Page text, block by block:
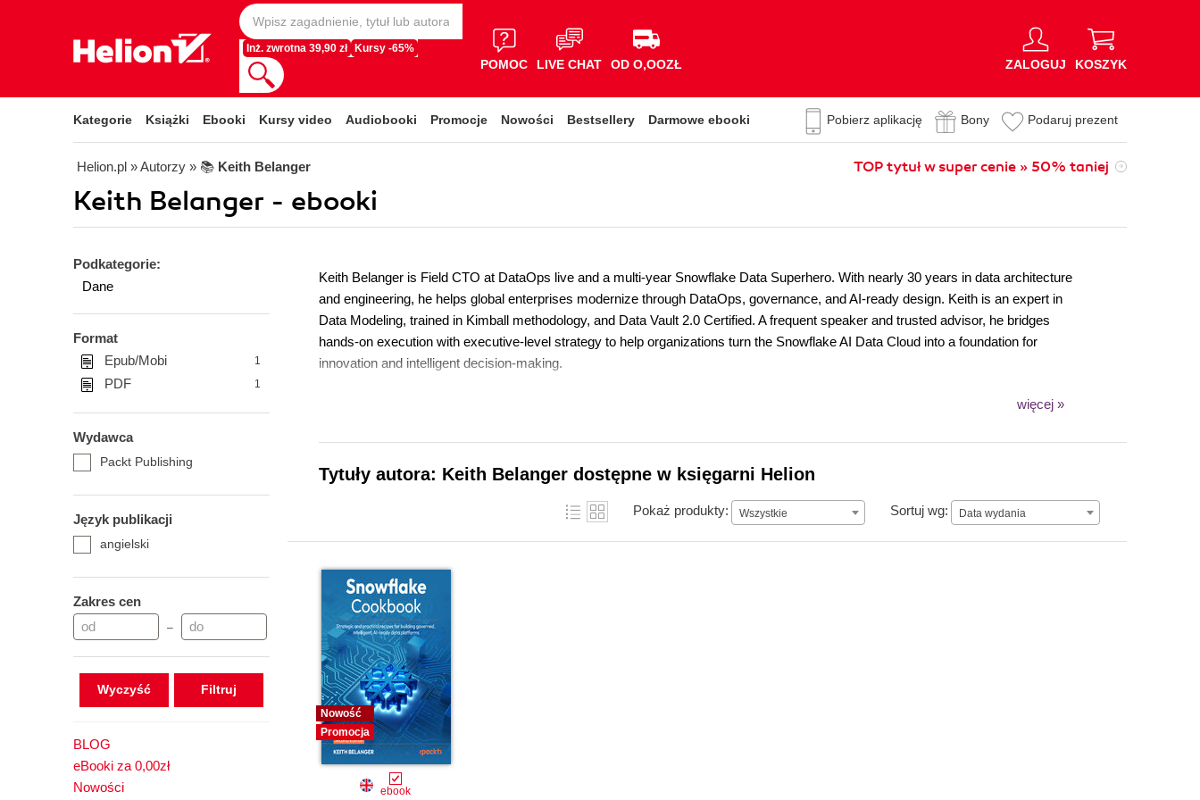
Inż. zwrotna 39,90 zł Kursy -65%
POMOC LIVE CHAT OD O,OOZŁ ZALOGUJ KOSZYK
Kategorie Książki Ebooki Kursy video Audiobooki Promocje Nowości Bestsellery Darmowe ebooki Pobierz aplikację Bony Podaruj prezent
Helion.pl » Autorzy » 📚 Keith Belanger TOP tytuł w super cenie » 50% taniej
Keith Belanger - ebooki
Podkategorie:
Dane
Format
Epub/Mobi
1
PDF 1
Wydawca
Packt Publishing
Język publikacji
angielski
Zakres cen
–
Wyczyść
BLOG
eBooki za 0,00zł
Nowości
Keith Belanger is Field CTO at DataOps live and a multi-year Snowflake Data Superhero. With nearly 30 years in data architecture
and engineering, he helps global enterprises modernize through DataOps, governance, and AI-ready design. Keith is an expert in
Data Modeling, trained in Kimball methodology, and Data Vault 2.0 Certified. A frequent speaker and trusted advisor, he bridges
hands-on execution with executive-level strategy to help organizations turn the Snowflake AI Data Cloud into a foundation for
innovation and intelligent decision-making.
więcej »
Tytuły autora: Keith Belanger dostępne w księgarni Helion
Pokaż produkty: Wszystkie Sortuj wg: Data wydania
Data wydania
Nowość
Promocja
ebook